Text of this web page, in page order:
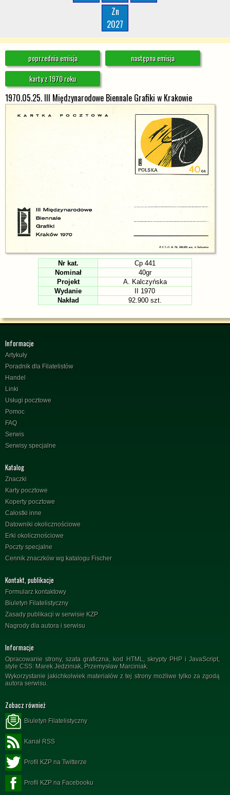
Zn
2027
poprzednia emisja
następna emisja
karty z 1970 roku
1970.05.25. III Międzynarodowe Biennale Grafiki w Krakowie
Nr kat.
Cp 441
Nominał
40gr
Projekt
A. Kalczyńska
Wydanie
II 1970
Nakład
92.900 szt.
Informacje
Artykuły
Poradnik dla Filatelistów
Handel
Linki
Usługi pocztowe
Pomoc
FAQ
Serwis
Serwisy specjalne
Katalog
Znaczki
Karty pocztowe
Koperty pocztowe
Całostki inne
Datowniki okolicznościowe
Erki okolicznościowe
Poczty specjalne
Cennik znaczków wg katalogu Fischer
Kontakt, publikacje
Formularz kontaktowy
Biuletyn Filatelistyczny
Zasady publikacji w serwisie KZP
Nagrody dla autora i serwisu
Informacje
Opracowanie strony, szata graficzna, kod HTML, skrypty PHP i JavaScript,
style CSS: Marek Jedziniak, Przemysław Marciniak.
Wykorzystanie jakichkolwiek materiałów z tej strony możliwe tylko za zgodą
autora serwisu.
Zobacz również
Biuletyn Filatelistyczny
Kanał RSS
Profil KZP na Twitterze
Profil KZP na Facebooku